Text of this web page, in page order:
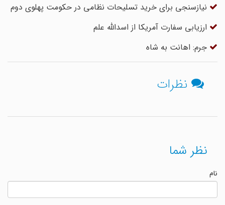
نیازسنجی برای خرید تسلیحات نظامی در حکومت پهلوی دوم
ارزیابی سفارت آمریکا از اسدالله علم
جرم: اهانت به شاه
نظرات
نظر شما